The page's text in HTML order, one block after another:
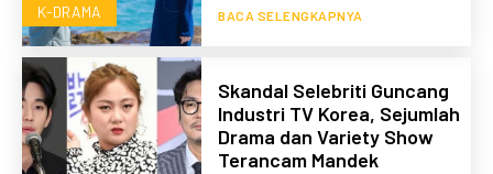
K-DRAMA BACA SELENGKAPNYA
Skandal Selebriti Guncang
Industri TV Korea, Sejumlah
Drama dan Variety Show
Terancam Mandek